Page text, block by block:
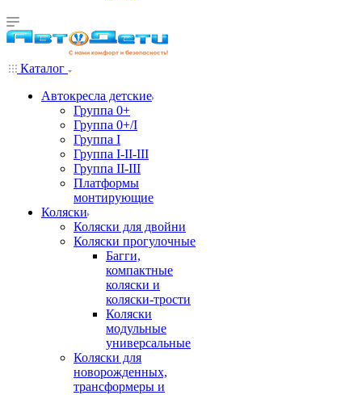
Каталог
Автокресла детские
Группа 0+
Группа 0+/I
Группа I
Группа I-II-III
Группа II-III
Платформы
монтирующие
Коляски
Коляски для двойни
Коляски прогулочные
Багги,
компактные
коляски и
коляски-трости
Коляски
модульные
универсальные
Коляски для
новорожденных,
трансформеры и